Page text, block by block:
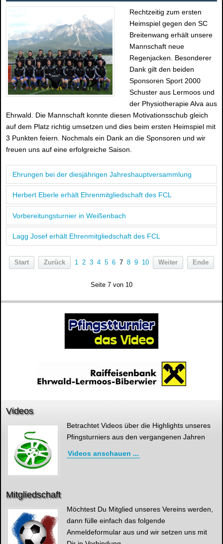
Rechtzeitig zum ersten
Heimspiel gegen den SC
Breitenwang erhält unsere
Mannschaft neue
Regenjacken. Besonderer
Dank gilt den beiden
Sponsoren Sport 2000
Schuster aus Lermoos und
der Physiotherapie Alva aus
Ehrwald. Die Mannschaft konnte diesen Motivationsschub gleich
auf dem Platz richtig umsetzen und dies beim ersten Heimspiel mit
3 Punkten feiern. Nochmals ein Dank an die Sponsoren und wir
freuen uns auf eine erfolgreiche Saison.
Ehrungen bei der diesjährigen Jahreshauptversammlung
Herbert Eberle erhält Ehrenmitgliedschaft des FCL
Vorbereitungsturnier in Weißenbach
Lagg Josef erhält Ehrenmitgliedschaft des FCL
Start Zurück 1 2 3 4 5 6 7 8 9 10 Weiter Ende
Seite 7 von 10
Videos
Betrachtet Videos über die Highlights unseres
Pfingsturniers aus den vergangenen Jahren
Videos anschauen ...
Mitgliedschaft
Möchtest Du Mitglied unseres Vereins werden,
dann fülle einfach das folgende
Anmeldeformular aus und wir setzen uns mit